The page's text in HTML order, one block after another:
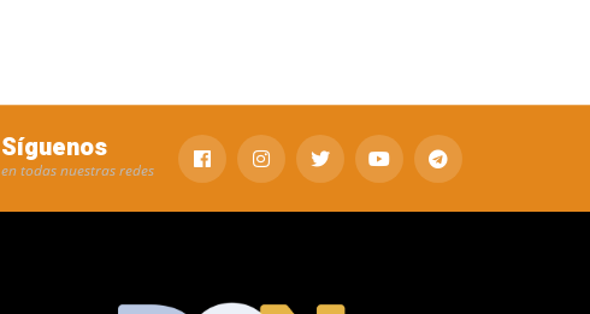
Síguenos
en todas nuestras redes